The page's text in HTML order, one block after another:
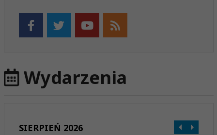
Wydarzenia
SIERPIEŃ 2026